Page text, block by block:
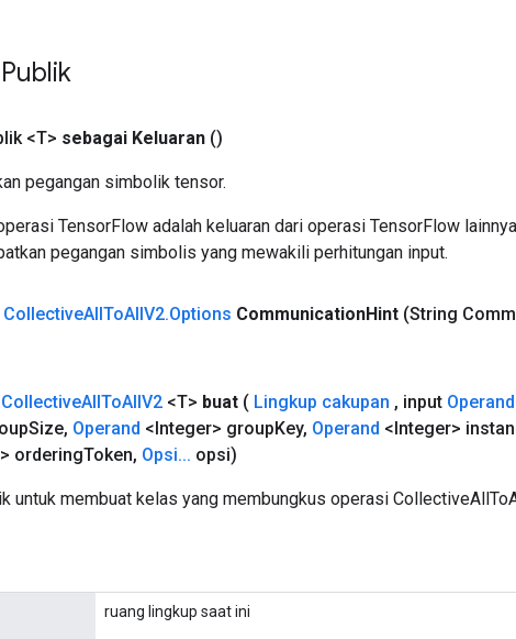
<T> sebagai Keluaran ()
pegangan simbolik tensor.
TensorFlow adalah keluaran dari operasi TensorFlow
pegangan simbolis yang mewakili perhitungan input.
CollectiveAllToAllV2.Options CommunicationHint (String
CollectiveAllToAllV2 <T> buat ( Lingkup cakupan , input Operand
Size, Operand <Integer> groupKey, Operand <Integer>
orderingToken, Opsi... opsi)
untuk membuat kelas yang membungkus operasi
ruang lingkup saat ini